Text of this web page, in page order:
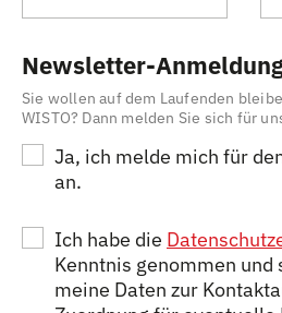
Newsletter-
Sie wollen auf dem Laufenden
WISTO? Dann melden Sie sich für
Ja, ich melde mich für
an.
Ich habe die
Kenntnis genommen und
meine Daten zur